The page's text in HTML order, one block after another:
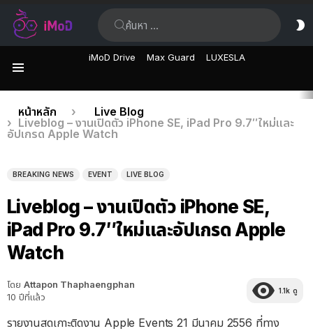
iMoD Drive Max Guard LUXESLA
เรื่อง
ล่าสุด
คุณอยู่ที่นี่:
หน้าหลัก
Live Blog
Liveblog – งานเปิดตัว iPhone SE, iPad Pro 9.7″ใหม่และ
อัปเกรด Apple Watch
BREAKING NEWS EVENT LIVE BLOG
Liveblog – งานเปิดตัว iPhone SE,
iPad Pro 9.7″ใหม่และอัปเกรด Apple
Watch
โดย Attapon Thaphaengphan
10 ปีที่แล้ว
1.1k ดู
รายงานสดเกาะติดงาน Apple Events 21 มีนาคม 2556 ที่ทาง